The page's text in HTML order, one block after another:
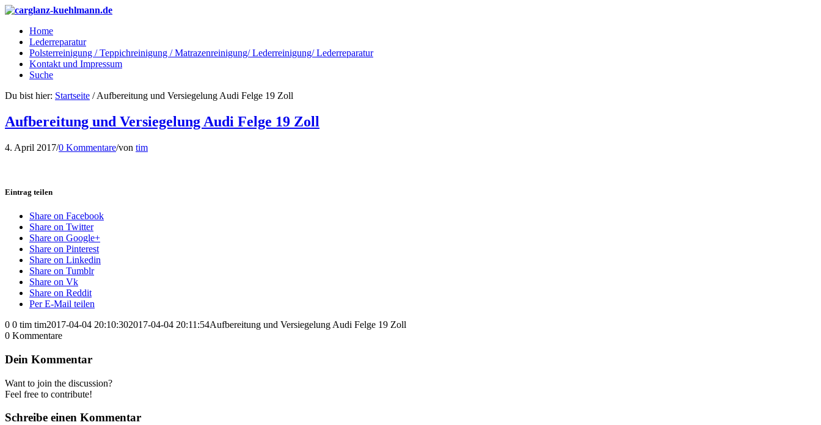
Home
Lederreparatur
Polsterreinigung / Teppichreinigung / Matrazenreinigung/ Lederreinigung/ Lederreparatur
Kontakt und Impressum
Suche
Du bist hier: Startseite / Aufbereitung und Versiegelung Audi Felge 19 Zoll
Aufbereitung und Versiegelung Audi Felge 19 Zoll
4. April 2017/0 Kommentare/von tim
Eintrag teilen
Share on Facebook
Share on Twitter
Share on Google+
Share on Pinterest
Share on Linkedin
Share on Tumblr
Share on Vk
Share on Reddit
Per E-Mail teilen
0 0 tim tim2017-04-04 20:10:302017-04-04 20:11:54Aufbereitung und Versiegelung Audi Felge 19 Zoll
0 Kommentare
Dein Kommentar
Want to join the discussion?
Feel free to contribute!
Schreibe einen Kommentar